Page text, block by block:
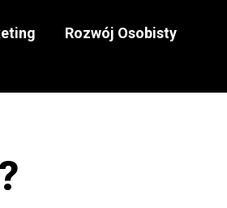
Rozwój Osobisty